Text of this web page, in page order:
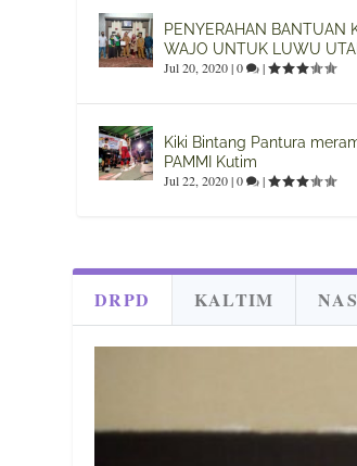
PENYERAHAN BANTUAN
WAJO UNTUK LUWU
Jul 20, 2020|0 |
Kiki Bintang Pantura
PAMMI Kutim
Jul 22, 2020|0 |
DRPD KALTIM